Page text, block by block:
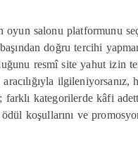
salonu platformunu
doğru tercihi
resmî site yahut izin
kategorilerde kâfi
koşullarını ve